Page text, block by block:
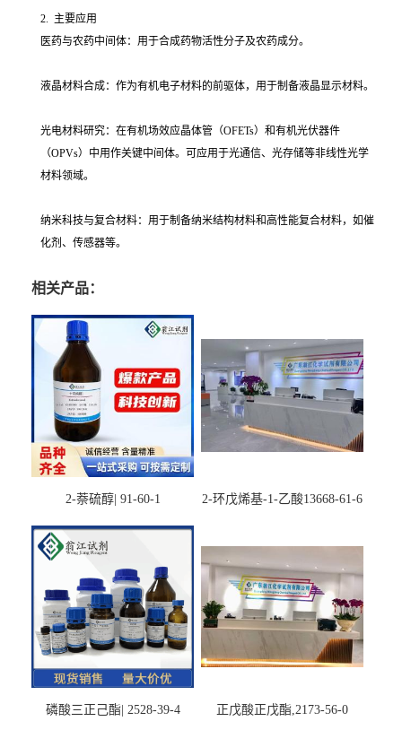
2. 主要应用
医药与农药中间体：用于合成药物活性分子及农药成分。
液晶材料合成：作为有机电子材料的前驱体，用于制备液晶显示材料。
光电材料研究：在有机场效应晶体管（OFETs）和有机光伏器件
（OPVs）中用作关键中间体。可应用于光通信、光存储等非线性光学
材料领域。
纳米科技与复合材料：用于制备纳米结构材料和高性能复合材料，如催
化剂、传感器等。
相关产品：
2-萘硫醇| 91-60-1 2-环戊烯基-1-乙酸13668-61-6
磷酸三正己酯| 2528-39-4 正戊酸正戊酯,2173-56-0